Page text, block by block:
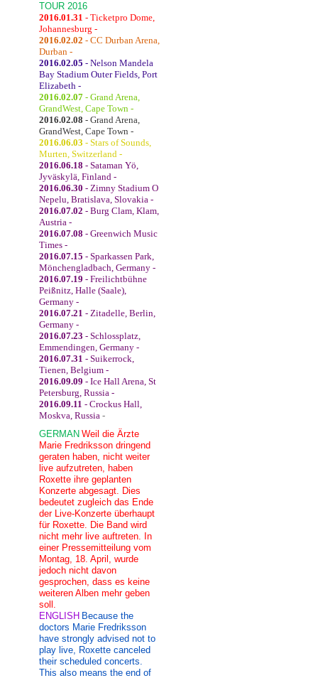
TOUR 2016
2016.01.31 - Ticketpro Dome,
Johannesburg -
2016.02.02 - CC Durban Arena,
Durban -
2016.02.05 - Nelson Mandela
Bay Stadium Outer Fields, Port
Elizabeth -
2016.02.07 - Grand Arena,
GrandWest, Cape Town -
2016.02.08 - Grand Arena,
GrandWest, Cape Town -
2016.06.03 - Stars of Sounds,
Murten, Switzerland -
2016.06.18 - Sataman Yö,
Jyväskylä, Finland -
2016.06.30 - Zimny Stadium O
Nepelu, Bratislava, Slovakia -
2016.07.02 - Burg Clam, Klam,
Austria -
2016.07.08 - Greenwich Music
Times -
2016.07.15 - Sparkassen Park,
Mönchengladbach, Germany -
2016.07.19 - Freilichtbühne
Peißnitz, Halle (Saale),
Germany -
2016.07.21 - Zitadelle, Berlin,
Germany -
2016.07.23 - Schlossplatz,
Emmendingen, Germany -
2016.07.31 - Suikerrock,
Tienen, Belgium -
2016.09.09 - Ice Hall Arena, St
Petersburg, Russia -
2016.09.11 - Crockus Hall,
Moskva, Russia -
GERMAN Weil die Ärzte
Marie Fredriksson dringend
geraten haben, nicht weiter
live aufzutreten, haben
Roxette ihre geplanten
Konzerte abgesagt. Dies
bedeutet zugleich das Ende
der Live-Konzerte überhaupt
für Roxette. Die Band wird
nicht mehr live auftreten. In
einer Pressemitteilung vom
Montag, 18. April, wurde
jedoch nicht davon
gesprochen, dass es keine
weiteren Alben mehr geben
soll.
ENGLISH Because the
doctors Marie Fredriksson
have strongly advised not to
play live, Roxette canceled
their scheduled concerts.
This also means the end of